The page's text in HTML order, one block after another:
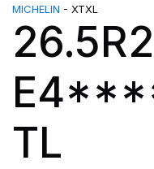
MICHELIN - XTXL
TL